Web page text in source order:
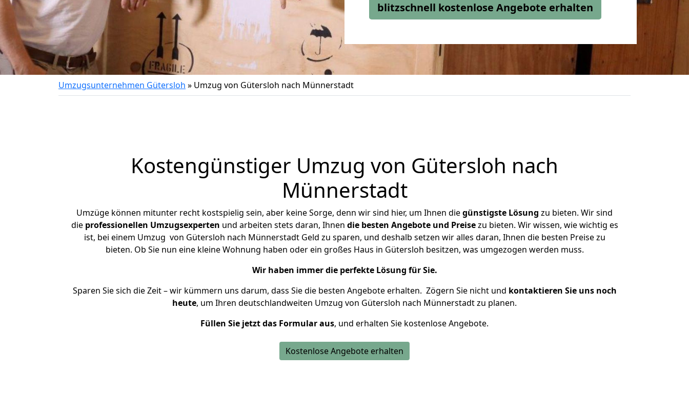
blitzschnell kostenlose Angebote erhalten
Umzugsunternehmen Gütersloh » Umzug von Gütersloh nach Münnerstadt
Kostengünstiger Umzug von Gütersloh nach
Münnerstadt
Umzüge können mitunter recht kostspielig sein, aber keine Sorge, denn wir sind hier, um Ihnen diegünstigste Lösung zu bieten. Wir sind
die professionellen Umzugsexperten und arbeiten stets daran, Ihnen die besten Angebote und Preisezu bieten. Wir wissen, wie wichtig es
ist, bei einem Umzug von Gütersloh nach Münnerstadt Geld zu sparen, und deshalb setzen wir alles daran, Ihnen die besten Preise zu
bieten. Ob Sie nun eine kleine Wohnung haben oder ein großes Haus in Gütersloh besitzen, was umgezogen werden muss.
Wir haben immer die perfekte Lösung für Sie.
Sparen Sie sich die Zeit – wir kümmern uns darum, dass Sie die besten Angebote erhalten. Zögern Sie nicht und kontaktieren Sie uns noch
heute, um Ihren deutschlandweiten Umzug von Gütersloh nach Münnerstadt zu planen.
Füllen Sie jetzt das Formular aus, und erhalten Sie kostenlose Angebote.
Kostenlose Angebote erhalten